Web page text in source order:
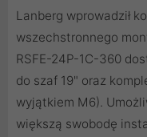
Lanberg wprowadził
wszechstronnego
RSFE-24P-1C-360
do szaf 19" oraz
wyjątkiem M6).
większą swobodę